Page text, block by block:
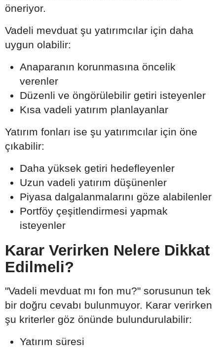
öneriyor.
Vadeli mevduat şu yatırımcılar için daha
uygun olabilir:
Anaparanın korunmasına öncelik
verenler
Düzenli ve öngörülebilir getiri isteyenler
Kısa vadeli yatırım planlayanlar
Yatırım fonları ise şu yatırımcılar için öne
çıkabilir:
Daha yüksek getiri hedefleyenler
Uzun vadeli yatırım düşünenler
Piyasa dalgalanmalarını göze alabilenler
Portföy çeşitlendirmesi yapmak
isteyenler
Karar Verirken Nelere Dikkat
Edilmeli?
"Vadeli mevduat mı fon mu?" sorusunun tek
bir doğru cevabı bulunmuyor. Karar verirken
şu kriterler göz önünde bulundurulabilir:
Yatırım süresi